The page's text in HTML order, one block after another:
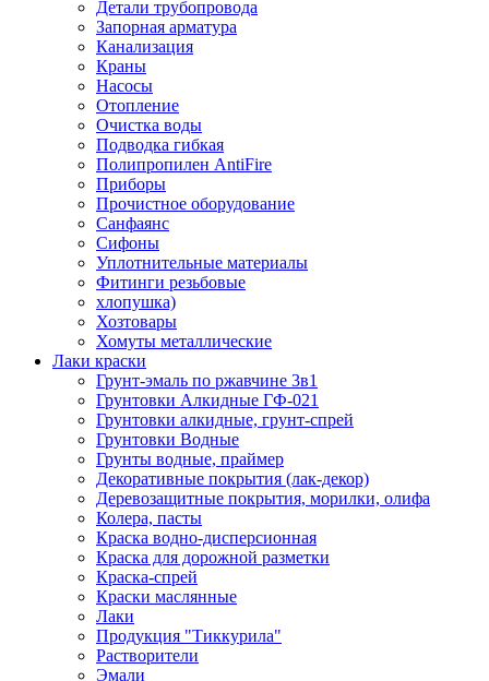
Детали трубопровода
Запорная арматура
Канализация
Краны
Насосы
Отопление
Очистка воды
Подводка гибкая
Полипропилен AntiFire
Приборы
Прочистное оборудование
Санфаянс
Сифоны
Уплотнительные материалы
Фитинги резьбовые
хлопушка)
Хозтовары
Хомуты металлические
Лаки краски
Грунт-эмаль по ржавчине 3в1
Грунтовки Алкидные ГФ-021
Грунтовки алкидные, грунт-спрей
Грунтовки Водные
Грунты водные, праймер
Декоративные покрытия (лак-декор)
Деревозащитные покрытия, морилки, олифа
Колера, пасты
Краска водно-дисперсионная
Краска для дорожной разметки
Краска-спрей
Краски маслянные
Лаки
Продукция "Тиккурила"
Растворители
Эмали